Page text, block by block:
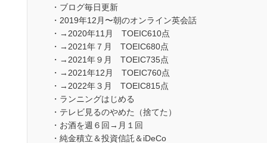
・ブログ毎日更新
・2019年12月〜朝のオンライン英会話
・→2020年11月 TOEIC610点
・→2021年７月 TOEIC680点
・→2021年９月 TOEIC735点
・→2021年12月 TOEIC760点
・→2022年３月 TOEIC815点
・ランニングはじめる
・テレビ見るのやめた（捨てた）
・お酒を週６回→月１回
・純金積立＆投資信託＆iDeCo